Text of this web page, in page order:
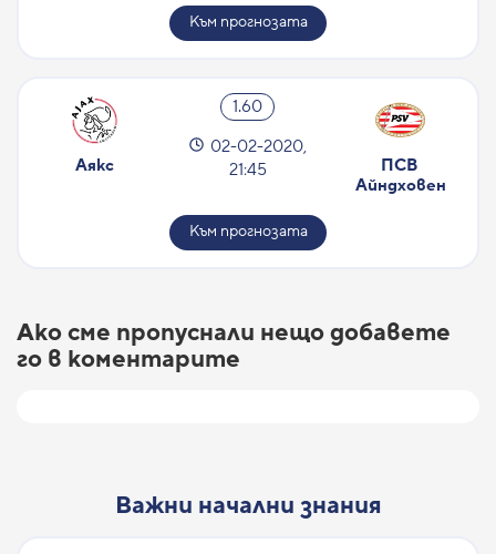
Към прогнозата
Аякс
1.60
02-02-2020,
21:45
ПСВ
Айндховен
Към прогнозата
Ако сме пропуснали нещо добавете
го в коментарите
Важни начални знания